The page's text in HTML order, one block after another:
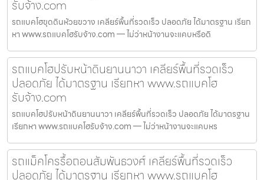
รับจ้าง.com
รถแบคโฮขุดดินห้วยขวาง เคลียร์พื้นที่รวดเร็ว ปลอดภัย ได้มาตรฐาน เรียก
หา www.รถแบคโฮรับจ้าง.com — ไม่ว่าหน้างานจะแคบหรือดิ
รถแบคโฮปรับหน้าดินยานนาวา เคลียร์พื้นที่รวดเร็ว
ปลอดภัย ได้มาตรฐาน เรียกหา www.รถแบคโฮ
รับจ้าง.com
รถแบคโฮปรับหน้าดินยานนาวา เคลียร์พื้นที่รวดเร็ว ปลอดภัย ได้มาตรฐาน
เรียกหา www.รถแบคโฮรับจ้าง.com — ไม่ว่าหน้างานจะแคบหร
รถแม็คโครรื้อถอนสัมพันธวงศ์ เคลียร์พื้นที่รวดเร็ว
ปลอดภัย ได้มาตรฐาน เรียกหา www.รถแบคโฮ